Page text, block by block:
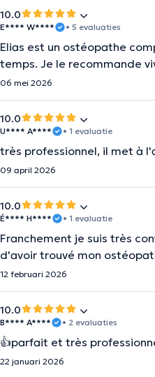
10.0
E**** W**** • 5 evaluaties
Elias est un ostéopathe
temps. Je le recommande
06 mei 2026
10.0
U**** A**** • 1 evaluatie
très professionnel, il met à
09 april 2026
10.0
É**** H**** • 1 evaluatie
Franchement je suis très
d'avoir trouvé mon
12 februari 2026
10.0
B**** A**** • 2 evaluaties
👍parfait et très
22 januari 2026